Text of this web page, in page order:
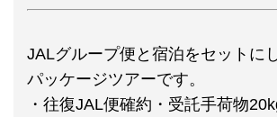
JALグループ便と宿泊をセットに
パッケージツアーです。
・往復JAL便確約・受託手荷物